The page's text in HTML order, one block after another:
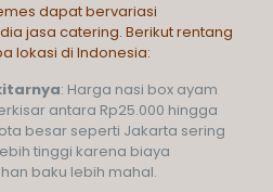
dapat bervariasi
jasa catering. Berikut rentang
lokasi di Indonesia:
: Harga nasi box ayam
antara Rp25.000 hingga
besar seperti Jakarta sering
tinggi karena biaya
baku lebih mahal.